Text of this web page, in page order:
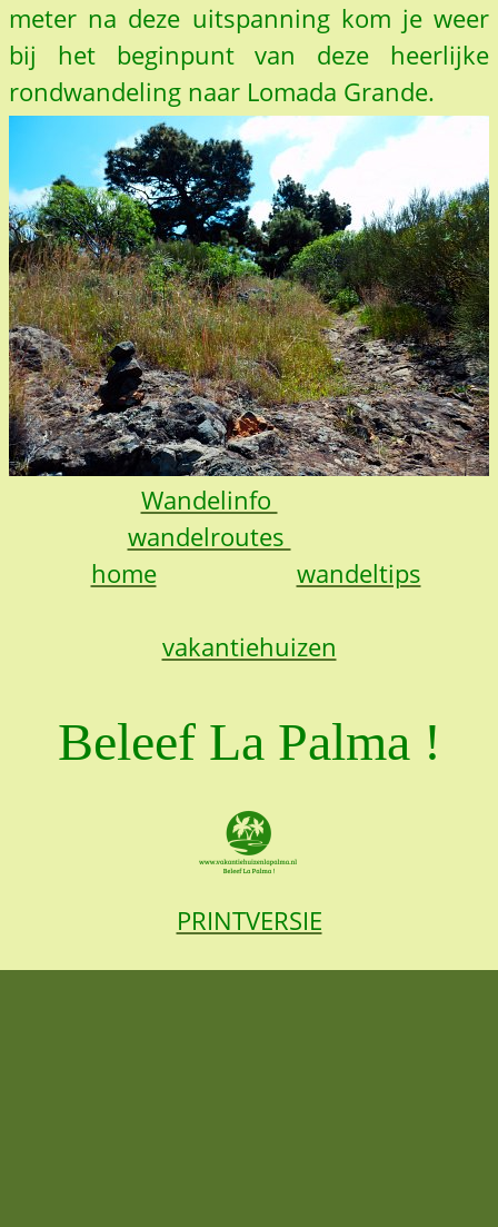
meter na deze uitspanning kom je weer
bij het beginpunt van deze heerlijke
rondwandeling naar Lomada Grande.
Wandelinfo
wandelroutes
home
wandeltips
vakantiehuizen
Beleef La Palma !
PRINTVERSIE